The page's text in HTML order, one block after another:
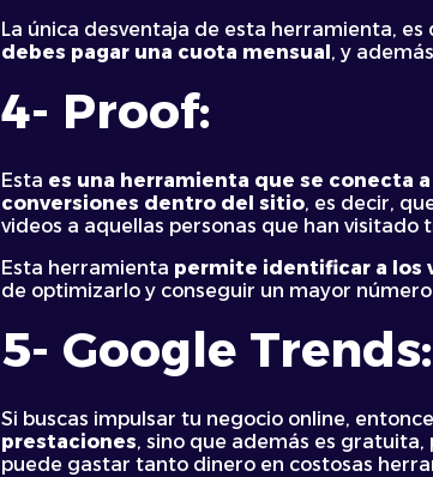
La única desventaja de esta herramienta, es
debes pagar una cuota mensual, y
4- Proof:
Esta es una herramienta que se conecta
conversiones dentro del sitio, es decir,
videos a aquellas personas que han visitado
Esta herramienta permite identificar a los
de optimizarlo y conseguir un mayor
5- Google Trends:
Si buscas impulsar tu negocio online,
prestaciones, sino que además es
puede gastar tanto dinero en costosas